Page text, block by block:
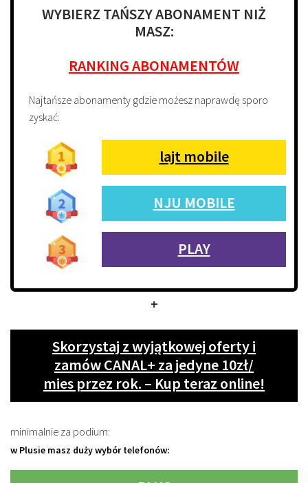
WYBIERZ TAŃSZY ABONAMENT NIŻ
MASZ:
RANKING ABONAMENTÓW
Najtańsze abonamenty gdzie możesz naprawdę sporo
zyskać:
lajt mobile
NJU MOBILE
PLAY
+
Skorzystaj z wyjątkowej oferty i
zamów CANAL+ za jedyne 10zł/
mies przez rok. – Kup teraz online!
minimalnie za podium:
w Plusie masz duży wybór telefonów: